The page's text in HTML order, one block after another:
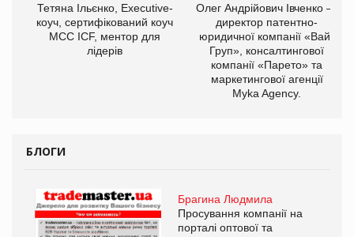
Тетяна Ільєнко, Executive-
коуч, сертифікований коуч
МСС ICF, ментор для
лідерів
Олег Андрійович Івченко —
директор патентно-
юридичної компанії «Вайз
Груп», консалтингової
компанії «Парето» та
маркетингової агенції
Myka Agency.
БЛОГИ
Брагина Людмила
Просування компанії на
порталі оптової та